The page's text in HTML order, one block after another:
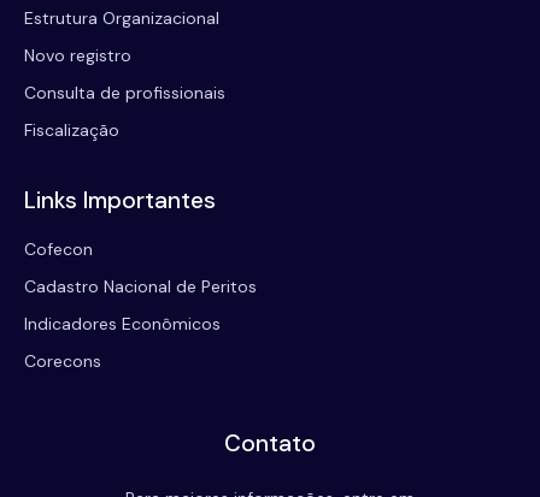
Estrutura Organizacional
Novo registro
Consulta de profissionais
Fiscalização
Links Importantes
Cofecon
Cadastro Nacional de Peritos
Indicadores Econômicos
Corecons
Contato